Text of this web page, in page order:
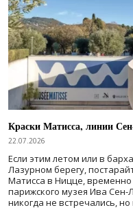
Краски Матисса, линии
22.07.2026
Если этим летом или в
Лазурном берегу,
Матисса в Ницце,
парижского музея Ива
никогда не встречались, но